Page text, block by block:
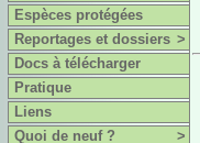
Espèces protégées
Reportages et dossiers >
Docs à télécharger
Pratique
Liens
Quoi de neuf ?
>